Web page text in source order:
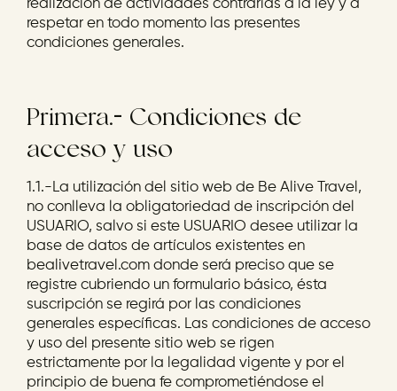
realización de actividades contrarias a la ley y a
respetar en todo momento las presentes
condiciones generales.
Primera.- Condiciones de
acceso y uso
1.1.-La utilización del sitio web de Be Alive Travel,
no conlleva la obligatoriedad de inscripción del
USUARIO, salvo si este USUARIO desee utilizar la
base de datos de artículos existentes en
bealivetravel.com donde será preciso que se
registre cubriendo un formulario básico, ésta
suscripción se regirá por las condiciones
generales específicas. Las condiciones de acceso
y uso del presente sitio web se rigen
estrictamente por la legalidad vigente y por el
principio de buena fe comprometiéndose el